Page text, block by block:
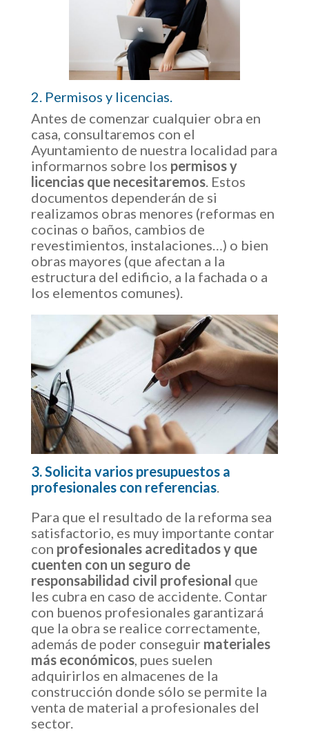
2. Permisos y licencias.
Antes de comenzar cualquier obra en
casa, consultaremos con el
Ayuntamiento de nuestra localidad para
informarnos sobre los permisos y
licencias que necesitaremos. Estos
documentos dependerán de si
realizamos obras menores (reformas en
cocinas o baños, cambios de
revestimientos, instalaciones…) o bien
obras mayores (que afectan a la
estructura del edificio, a la fachada o a
los elementos comunes).
3. Solicita varios presupuestos a
profesionales con referencias.
Para que el resultado de la reforma sea
satisfactorio, es muy importante contar
con profesionales acreditados y que
cuenten con un seguro de
responsabilidad civil profesional que
les cubra en caso de accidente. Contar
con buenos profesionales garantizará
que la obra se realice correctamente,
además de poder conseguir materiales
más económicos, pues suelen
adquirirlos en almacenes de la
construcción donde sólo se permite la
venta de material a profesionales del
sector.